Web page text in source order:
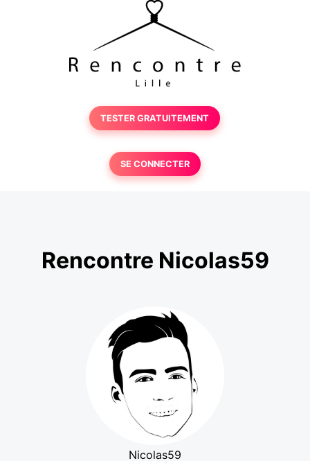
TESTER GRATUITEMENT
SE CONNECTER
Rencontre Nicolas59
Nicolas59